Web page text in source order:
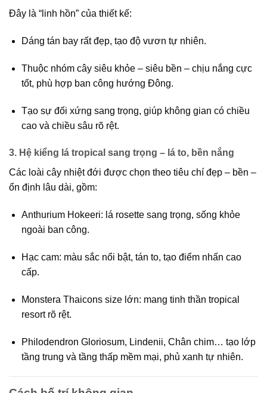
Đây là “linh hồn” của thiết kế:
Dáng tán bay rất đẹp, tạo độ vươn tự nhiên.
Thuộc nhóm cây siêu khỏe – siêu bền – chịu nắng cực
tốt, phù hợp ban công hướng Đông.
Tạo sự đối xứng sang trọng, giúp không gian có chiều
cao và chiều sâu rõ rệt.
3. Hệ kiểng lá tropical sang trọng – lá to, bền nắng
Các loài cây nhiệt đới được chọn theo tiêu chí đẹp – bền –
ổn định lâu dài, gồm:
Anthurium Hokeeri: lá rosette sang trọng, sống khỏe
ngoài ban công.
Hạc cam: màu sắc nổi bật, tán to, tạo điểm nhấn cao
cấp.
Monstera Thaicons size lớn: mang tinh thần tropical
resort rõ rệt.
Philodendron Gloriosum, Lindenii, Chân chim… tạo lớp
tầng trung và tầng thấp mềm mại, phủ xanh tự nhiên.